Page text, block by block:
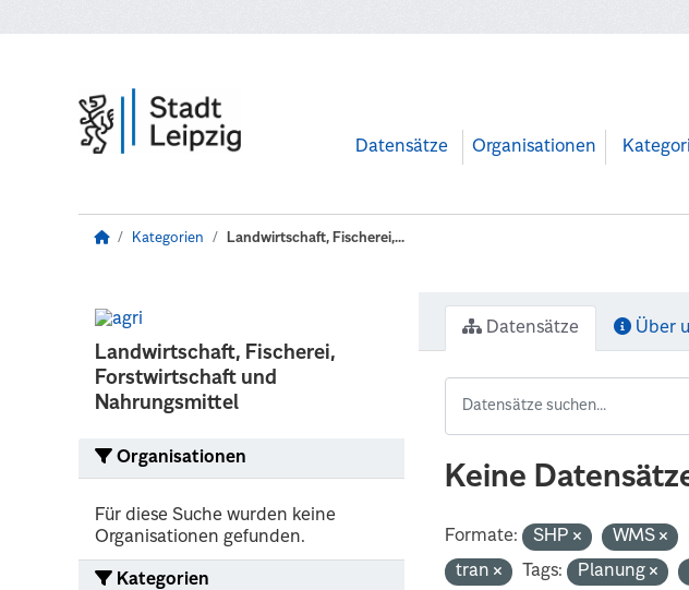
Datensätze Organisationen
Kategorien Landwirtschaft, Fischerei,...
Landwirtschaft, Fischerei,
Forstwirtschaft und
Nahrungsmittel
Organisationen
Für diese Suche wurden keine
Organisationen gefunden.
Kategorien
Datensätze Über
Keine
Formate: SHP WMS
tran
Tags: Planung